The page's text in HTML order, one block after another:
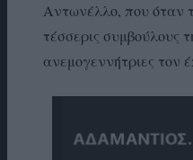
Αντωνέλλο, που όταν
τέσσερις συμβούλους
ανεμογεννήτριες